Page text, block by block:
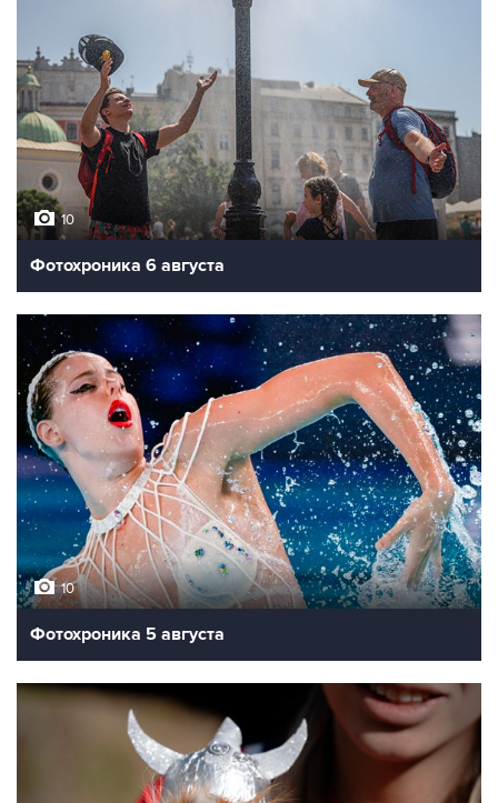
10
Фотохроника 6 августа
10
Фотохроника 5 августа